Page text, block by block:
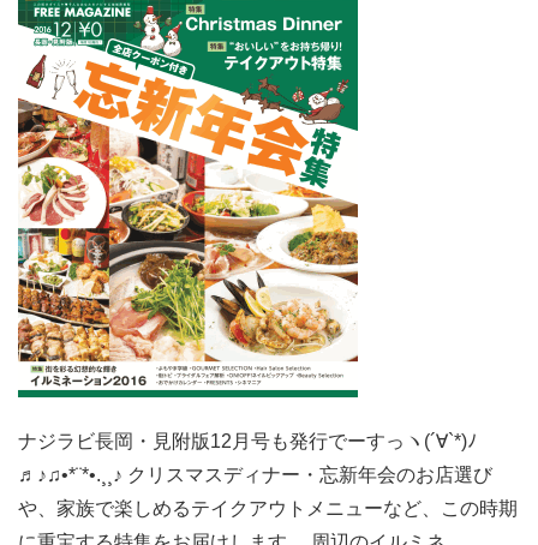
と
わ
ず
か。
ナジラビ長岡・見附版12月号も発行でーすっヽ(´∀`*)ﾉ
♬♪♫•*¨*•.¸¸♪ クリスマスディナー・忘新年会のお店選び
や、家族で楽しめるテイクアウトメニューなど、この時期